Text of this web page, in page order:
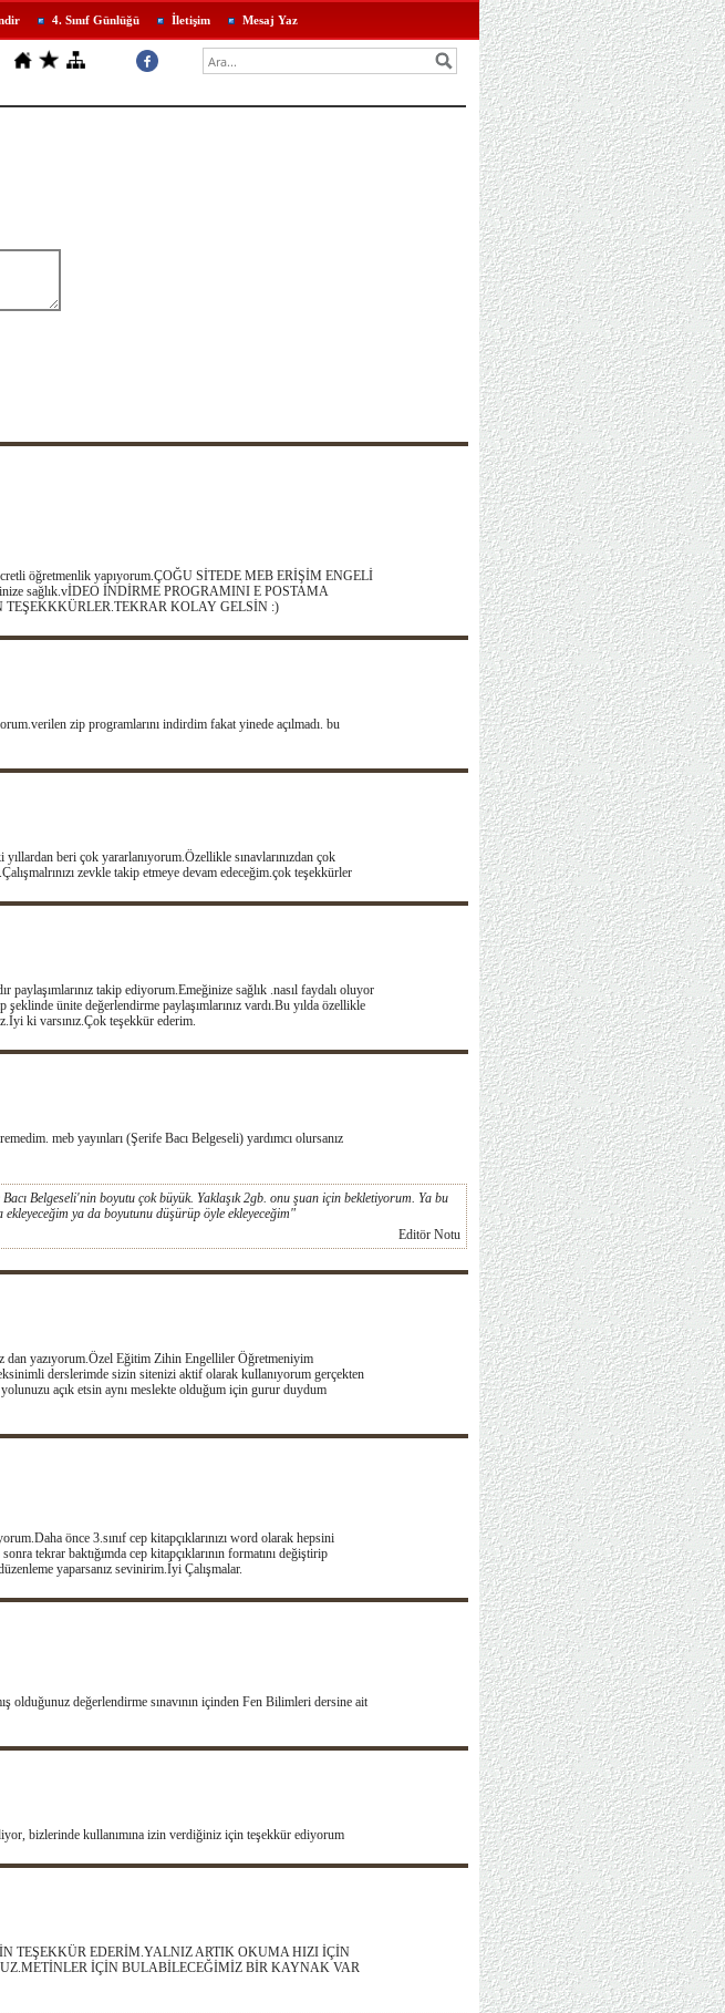
4. Sınıf Günlüğü İletişim Mesaj Yaz
öğretmenlik yapıyorum.ÇOĞU SİTEDE MEB ERİŞİM ENGELİ
sağlık.vİDEO İNDİRME PROGRAMINI E POSTAMA
KOLAY GELSİN :)
zip programlarını indirdim fakat yinede açılmadı. bu
yıllardan beri çok yararlanıyorum.Özellikle sınavlarınızdan çok
zevkle takip etmeye devam edeceğim.çok teşekkürler
paylaşımlarınız takip ediyorum.Emeğinize sağlık .nasıl faydalı oluyor
şeklinde ünite değerlendirme paylaşımlarınız vardı.Bu yılda özellikle
ki varsınız.Çok teşekkür ederim.
meb yayınları (Şerife Bacı Belgeseli) yardımcı olursanız
Bacı Belgeseli'nin boyutu çok büyük. Yaklaşık 2gb. onu şuan için bekletiyorum. Ya bu
ekleyeceğim ya da boyutunu düşürüp öyle ekleyeceğim"
Editör Notu
dan yazıyorum.Özel Eğitim Zihin Engelliler Öğretmeniyim
derslerimde sizin sitenizi aktif olarak kullanıyorum gerçekten
açık etsin aynı meslekte olduğum için gurur duydum
önce 3.sınıf cep kitapçıklarınızı word olarak hepsini
tekrar baktığımda cep kitapçıklarının formatını değiştirip
yaparsanız sevinirim.İyi Çalışmalar.
olduğunuz değerlendirme sınavının içinden Fen Bilimleri dersine ait
bizlerinde kullanımına izin verdiğiniz için teşekkür ediyorum
TEŞEKKÜR EDERİM.YALNIZ ARTIK OKUMA HIZI İÇİN
İÇİN BULABİLECEĞİMİZ BİR KAYNAK VAR